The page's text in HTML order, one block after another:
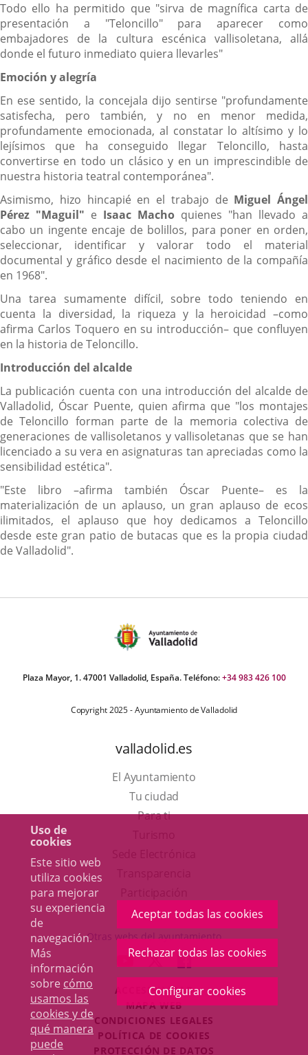
Uso de
cookies
Este sitio web
utiliza cookies
para mejorar
su experiencia
de
navegación.
Más
información
sobre cómo
usamos las
cookies y de
qué manera
puede
Aceptar todas las cookies
Rechazar todas las cookies
Configurar cookies
Todo ello ha permitido que "sirva de magnífica carta de
presentación a "Teloncillo" para aparecer como
embajadores de la cultura escénica vallisoletana, allá
donde el futuro inmediato quiera llevarles"
Emoción y alegría
En ese sentido, la concejala dijo sentirse "profundamente
satisfecha, pero también, y no en menor medida,
profundamente emocionada, al constatar lo altísimo y lo
lejísimos que ha conseguido llegar Teloncillo, hasta
convertirse en todo un clásico y en un imprescindible de
nuestra historia teatral contemporánea".
Asimismo, hizo hincapié en el trabajo de Miguel Ángel
Pérez "Maguil" e Isaac Macho quienes "han llevado a
cabo un ingente encaje de bolillos, para poner en orden,
seleccionar, identificar y valorar todo el material
documental y gráfico desde el nacimiento de la compañía
en 1968".
Una tarea sumamente difícil, sobre todo teniendo en
cuenta la diversidad, la riqueza y la heroicidad –como
afirma Carlos Toquero en su introducción– que confluyen
en la historia de Teloncillo.
Introducción del alcalde
La publicación cuenta con una introducción del alcalde de
Valladolid, Óscar Puente, quien afirma que "los montajes
de Teloncillo forman parte de la memoria colectiva de
generaciones de vallisoletanos y vallisoletanas que se han
licenciado a su vera en asignaturas tan apreciadas como la
sensibilidad estética".
"Este libro –afirma también Óscar Puente– es la
materialización de un aplauso, un gran aplauso de ecos
ilimitados, el aplauso que hoy dedicamos a Teloncillo
desde este gran patio de butacas que es la propia ciudad
de Valladolid".
Plaza Mayor, 1. 47001 Valladolid, España. Teléfono:+34 983 426 100
Copyright 2025 - Ayuntamiento de Valladolid
valladolid.es
El Ayuntamiento
Tu ciudad
Para ti
en
una
ventana
nueva.
aplicación
externa.
Otras webs del ayuntamiento
ENLACE
A
UNA
APLICACIÓN
EXTERNA.
ENLACE
A
UNA
APLICACIÓN
EXTERNA.
ENLACE
A
UNA
EXTERNA.
ACCESIBILIDAD
MAPA WEB
CONDICIONES LEGALES
POLÍTICA DE COOKIES
PROTECCIÓN DE DATOS